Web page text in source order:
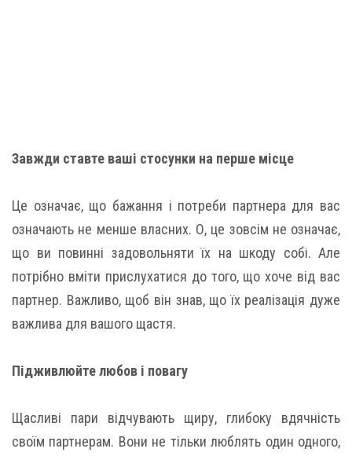
Завжди ставте ваші стосунки на перше місце
Це означає, що бажання і потреби партнера для вас
означають не менше власних. О, це зовсім не означає,
що ви повинні задовольняти їх на шкоду собі. Але
потрібно вміти прислухатися до того, що хоче від вас
партнер. Важливо, щоб він знав, що їх реалізація дуже
важлива для вашого щастя.
Підживлюйте любов і повагу
Щасливі пари відчувають щиру, глибоку вдячність
своїм партнерам. Вони не тільки люблять один одного,